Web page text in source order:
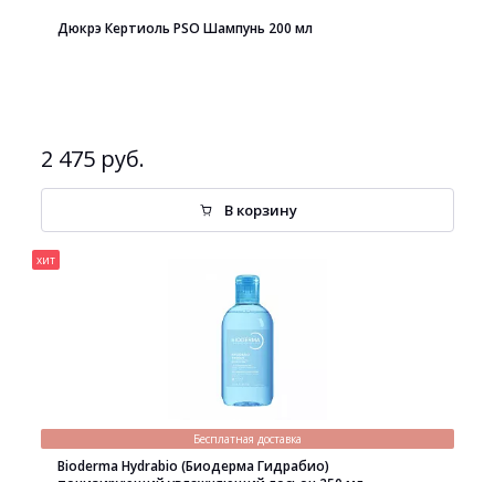
Дюкрэ Кертиоль PSO Шампунь 200 мл
2 475 руб.
В корзину
хит
Бесплатная доставка
Bioderma Hydrabio (Биодерма Гидрабио)